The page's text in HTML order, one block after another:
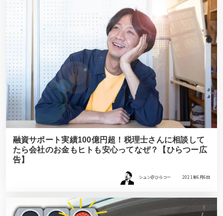
融資サポート実績100億円超！税理士さんに相談して
たら会社のお金もヒトも安心ってなぜ？【ひらつー広
告】
シュン@ひらつー 2021年6月6日